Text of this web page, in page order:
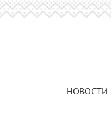
НОВОСТИ